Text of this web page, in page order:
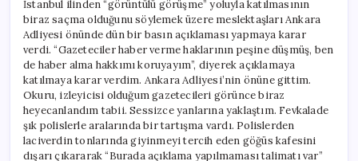
İstanbul ilinden “görüntülü görüşme” yoluyla katılmasının
biraz saçma olduğunu söylemek üzere meslektaşları Ankara
Adliyesi önünde dün bir basın açıklaması yapmaya karar
verdi. “Gazeteciler haber verme haklarının peşine düşmüş, ben
de haber alma hakkımı koruyayım”, diyerek açıklamaya
katılmaya karar verdim. Ankara Adliyesi’nin önüne gittim.
Okuru, izleyicisi olduğum gazetecileri görünce biraz
heyecanlandım tabii. Sessizce yanlarına yaklaştım. Fevkalade
şık polislerle aralarında bir tartışma vardı. Polislerden
laciverdin tonlarında giyinmeyi tercih eden göğüs kafesini
dışarı çıkararak “Burada açıklama yapılmaması talimatı var”